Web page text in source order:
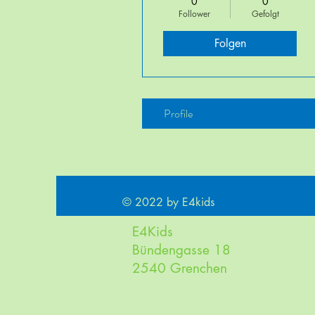
Follower Gefolgt
Folgen
Profile
© 2022 by E4kids
E4Kids
Bündengasse 18
2540 Grenchen